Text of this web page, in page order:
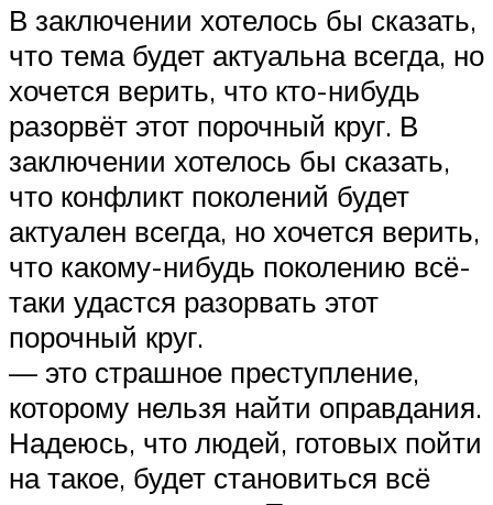
В заключении хотелось бы сказать,
что тема будет актуальна всегда, но
хочется верить, что кто-нибудь
разорвёт этот порочный круг. В
заключении хотелось бы сказать,
что конфликт поколений будет
актуален всегда, но хочется верить,
что какому-нибудь поколению всё-
таки удастся разорвать этот
порочный круг.
— это страшное преступление,
которому нельзя найти оправдания.
Надеюсь, что людей, готовых пойти
на такое, будет становиться всё